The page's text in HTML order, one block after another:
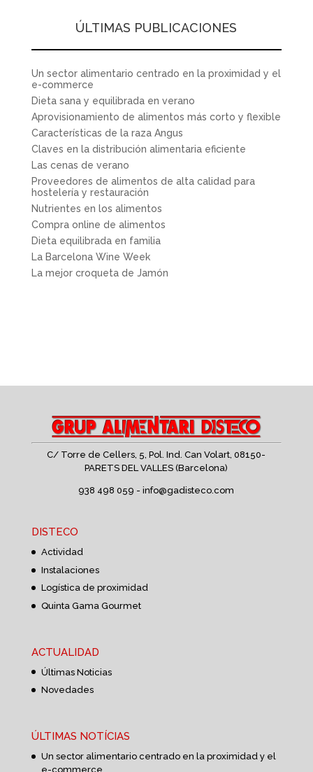
ÚLTIMAS PUBLICACIONES
Un sector alimentario centrado en la proximidad y el
e-commerce
Dieta sana y equilibrada en verano
Aprovisionamiento de alimentos más corto y flexible
Características de la raza Angus
Claves en la distribución alimentaria eficiente
Las cenas de verano
Proveedores de alimentos de alta calidad para
hostelería y restauración
Nutrientes en los alimentos
Compra online de alimentos
Dieta equilibrada en familia
La Barcelona Wine Week
La mejor croqueta de Jamón
C/ Torre de Cellers, 5, Pol. Ind. Can Volart,08150-
PARETS DEL VALLES (Barcelona)
938 498 059 -info@gadisteco.com
DISTECO
Actividad
Instalaciones
Logística de proximidad
Quinta Gama Gourmet
ACTUALIDAD
Últimas Noticias
Novedades
ÚLTIMAS NOTÍCIAS
Un sector alimentario centrado en la proximidad y el
e-commerce